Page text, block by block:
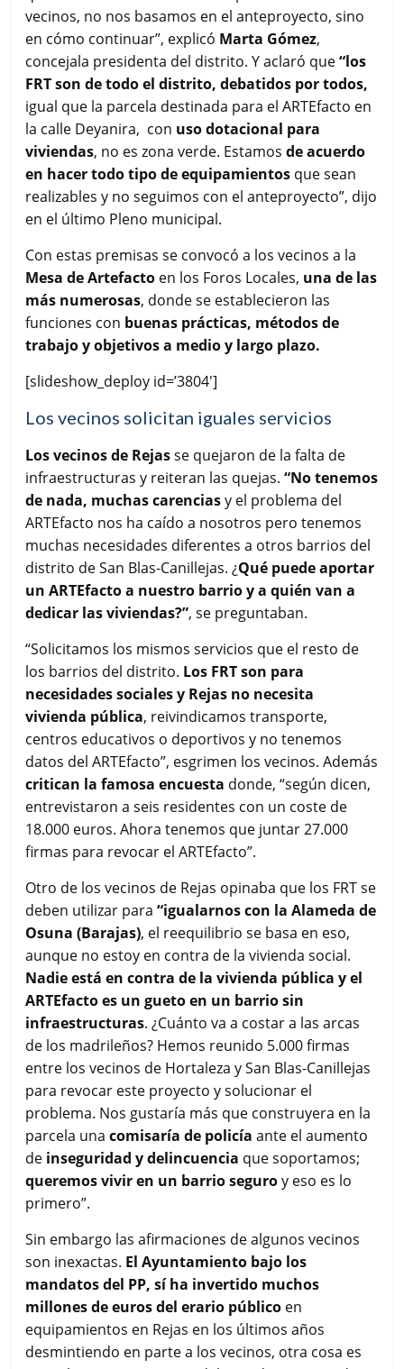
vecinos, no nos basamos en el anteproyecto, sino
en cómo continuar”, explicó Marta Gómez,
concejala presidenta del distrito. Y aclaró que“los
FRT son de todo el distrito, debatidos por todos,
igual que la parcela destinada para el ARTEfacto en
la calle Deyanira, con uso dotacional para
viviendas, no es zona verde. Estamosde acuerdo
en hacer todo tipo de equipamientos que sean
realizables y no seguimos con el anteproyecto”, dijo
en el último Pleno municipal.
Con estas premisas se convocó a los vecinos a la
Mesa de Artefacto en los Foros Locales, una de las
más numerosas, donde se establecieron las
funciones con buenas prácticas, métodos de
trabajo y objetivos a medio y largo plazo.
[slideshow_deploy id=’3804′]
Los vecinos solicitan iguales servicios
Los vecinos de Rejasse quejaron de la falta de
infraestructuras y reiteran las quejas.“No tenemos
de nada, muchas carenciasy el problema del
ARTEfacto nos ha caído a nosotros pero tenemos
muchas necesidades diferentes a otros barrios del
distrito de San Blas-Canillejas. ¿Qué puede aportar
un ARTEfacto a nuestro barrio y a quién van a
dedicar las viviendas?”, se preguntaban.
“Solicitamos los mismos servicios que el resto de
los barrios del distrito. Los FRT son para
necesidades sociales y Rejas no necesita
vivienda pública, reivindicamos transporte,
centros educativos o deportivos y no tenemos
datos del ARTEfacto”, esgrimen los vecinos. Además
critican la famosa encuesta donde, “según dicen,
entrevistaron a seis residentes con un coste de
18.000 euros. Ahora tenemos que juntar 27.000
firmas para revocar el ARTEfacto”.
Otro de los vecinos de Rejas opinaba que los FRT se
deben utilizar para“igualarnos con la Alameda de
Osuna (Barajas), el reequilibrio se basa en eso,
aunque no estoy en contra de la vivienda social.
Nadie está en contra de la vivienda pública y el
ARTEfacto es un gueto en un barrio sin
infraestructuras. ¿Cuánto va a costar a las arcas
de los madrileños? Hemos reunido 5.000 firmas
entre los vecinos de Hortaleza y San Blas-Canillejas
para revocar este proyecto y solucionar el
problema. Nos gustaría más que construyera en la
parcela unacomisaría de policía ante el aumento
de inseguridad y delincuencia que soportamos;
queremos vivir en un barrio seguroy eso es lo
primero”.
Sin embargo las afirmaciones de algunos vecinos
son inexactas. El Ayuntamiento bajo los
mandatos del PP, sí ha invertido muchos
millones de euros del erario público en
equipamientos en Rejas en los últimos años
desmintiendo en parte a los vecinos, otra cosa es